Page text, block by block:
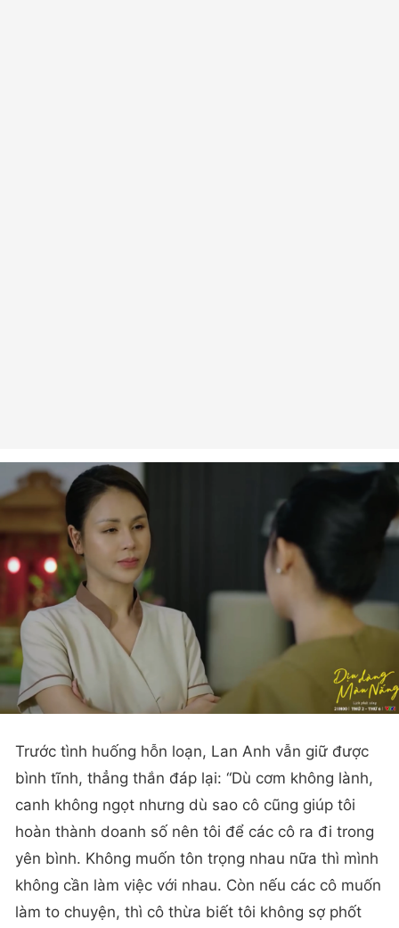
Trước tình huống hỗn loạn, Lan Anh vẫn giữ được
bình tĩnh, thẳng thắn đáp lại: “Dù cơm không lành,
canh không ngọt nhưng dù sao cô cũng giúp tôi
hoàn thành doanh số nên tôi để các cô ra đi trong
yên bình. Không muốn tôn trọng nhau nữa thì mình
không cần làm việc với nhau. Còn nếu các cô muốn
làm to chuyện, thì cô thừa biết tôi không sợ phốt